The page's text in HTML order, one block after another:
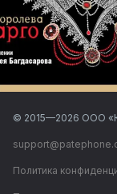
© 2015—2026 ООО
Политика